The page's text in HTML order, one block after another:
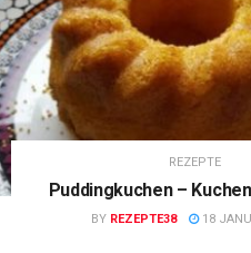
REZEPTE
Puddingkuchen –
BY REZEPTE38 18